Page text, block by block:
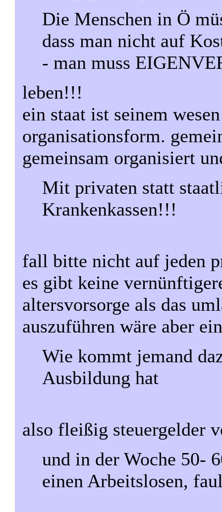
Die Menschen in Ö
dass man nicht auf
- man muss
leben!!!
ein staat ist seinem
organisationsform.
gemeinsam organisiert
Mit privaten statt
Krankenkassen!!!
fall bitte nicht auf jeden
es gibt keine
altersvorsorge als das
auszuführen wäre aber
Wie kommt jemand
Ausbildung hat
also fleißig steuergelder
und in der Woche 50-
einen Arbeitslosen,